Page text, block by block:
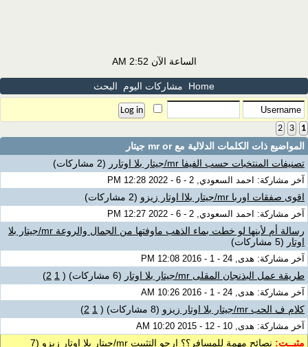
الساعة الآن 2:52 AM
Home مشاركات اليوم البحث
1
2 3
المواضيع ذات الكلمات الدلالية معmr or جيتار
تصنيفات المنتخبات حسب الفيفا mr/جيتار بلا اوتارر
(2 مشاركات)
آخر مشاركة: احمد السعودي, 2 - 6 - 2022 12:28 PM
اقوى صفقات اوربا mr/جيتار بلاا اوتار زيزو (2 مشاركات)
آخر مشاركة: احمد السعودي, 2 - 6 - 2022 12:27 PM
رسالة أم لأبنها لو خطت بماء الذهب ماوفتها من الجمال والروعة mr/جيتار بلا
اوتار (5 مشاركات)
آخر مشاركة: هدى, 24 - 1 - 2016 12:08 PM
طريقة عمل البذنجان المقلى mr/جيتار بلا اوتار (6 مشاركات) (
1
2
)
آخر مشاركة: هدى, 24 - 1 - 2016 10:26 AM
كلام ف الحب mr/جيتار بلا اوتار زيزو (8 مشاركات) (
1
2
)
آخر مشاركة: هدى, 10 - 12 - 2015 10:20 AM
مثبــت: نصائح مهمة للمسافر؟؟ ارجو التثبيت mr/جيتار بلا اوتار زيزو
(7